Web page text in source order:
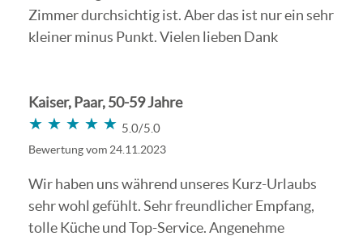
Zimmer durchsichtig ist. Aber das ist nur ein sehr
kleiner minus Punkt. Vielen lieben Dank
Kaiser, Paar, 50-59 Jahre
★★★★★
★★★★★ 5.0/5.0
Bewertung vom 24.11.2023
Wir haben uns während unseres Kurz-Urlaubs
sehr wohl gefühlt. Sehr freundlicher Empfang,
tolle Küche und Top-Service. Angenehme